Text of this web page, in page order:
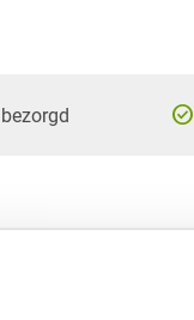
check_circle